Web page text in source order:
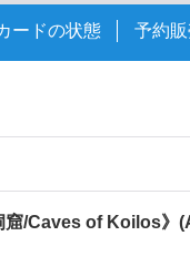
ードの状態 予約
窟/Caves of Koilos》